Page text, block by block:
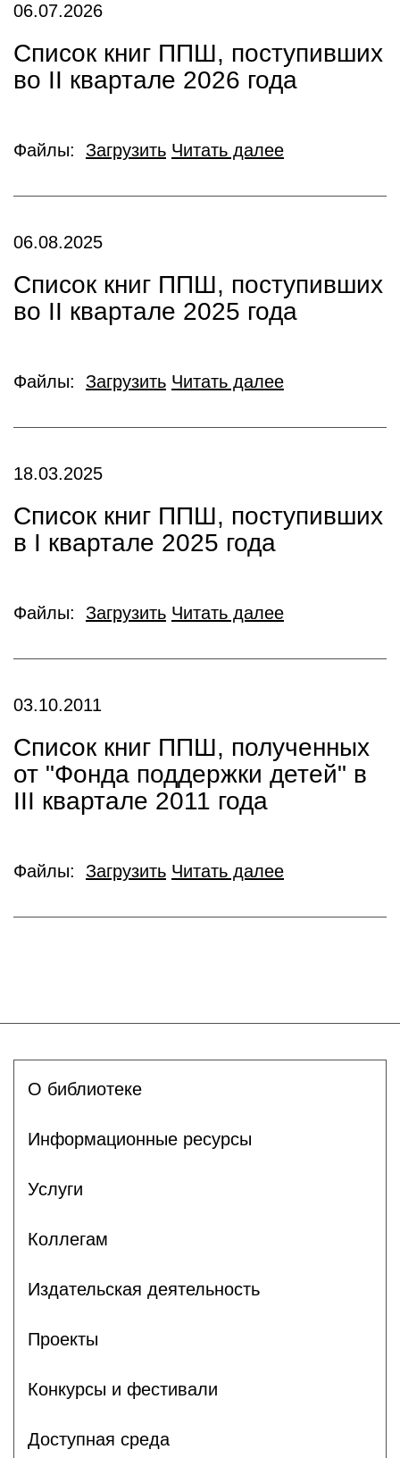
06.07.2026
Список книг ППШ, поступивших
во II квартале 2026 года
Файлы: Загрузить Читать далее
06.08.2025
Список книг ППШ, поступивших
во II квартале 2025 года
Файлы: Загрузить Читать далее
18.03.2025
Список книг ППШ, поступивших
в I квартале 2025 года
Файлы: Загрузить Читать далее
03.10.2011
Список книг ППШ, полученных
от "Фонда поддержки детей" в
III квартале 2011 года
Файлы: Загрузить Читать далее
О библиотеке
Информационные ресурсы
Услуги
Коллегам
Издательская деятельность
Проекты
Конкурсы и фестивали
Доступная среда